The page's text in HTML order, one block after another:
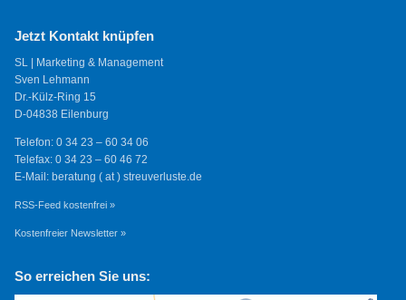
Jetzt Kontakt knüpfen
SL | Marketing & Management
Sven Lehmann
Dr.-Külz-Ring 15
D-04838 Eilenburg
Telefon: 0 34 23 – 60 34 06
Telefax: 0 34 23 – 60 46 72
E-Mail: beratung ( at ) streuverluste.de
RSS-Feed kostenfrei »
Kostenfreier Newsletter »
So erreichen Sie uns: